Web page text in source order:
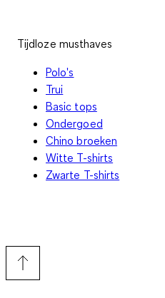
Tijdloze musthaves
Polo's
Trui
Basic tops
Ondergoed
Chino broeken
Witte T-shirts
Zwarte T-shirts